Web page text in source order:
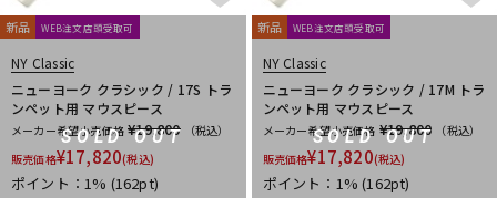
アンプ エフェクター
DJ機器 DTM
SOLD OUT
新品 WEB注文店頭受取可
NY Classic
ニューヨーク クラシック / 17S トラ
ンペット用 マウスピース
メーカー希望小売価格 ¥19,800
（税込）
販売価格¥17,820(税込)
ポイント：1% (162pt)
SOLD OUT
新品 WEB注文店頭受取可
NY Classic
ニューヨーク クラシック / 17M トラ
ンペット用 マウスピース
メーカー希望小売価格 ¥19,800
（税込）
販売価格¥17,820(税込)
ポイント：1%(162pt)